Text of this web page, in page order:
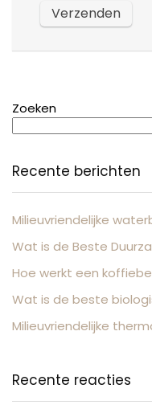
Zoeken
Recente berichten
Milieuvriendelijke
Wat is de Beste
Hoe werkt een
Wat is de beste
Milieuvriendelijke
Recente reacties